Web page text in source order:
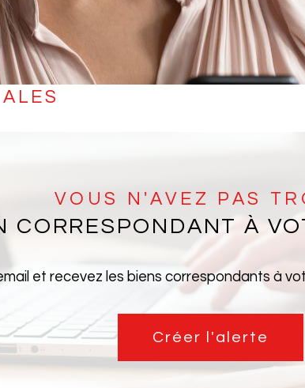
VOUS N'AVEZ PAS
CORRESPONDANT À
et recevez les biens correspondants à
Créer l'alerte